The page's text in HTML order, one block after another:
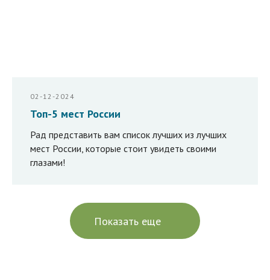
02-12-2024
Топ-5 мест России
Рад представить вам список лучших из лучших
мест России, которые стоит увидеть своими
глазами!
Показать еще